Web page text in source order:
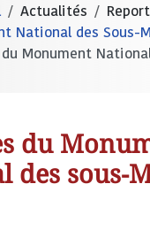
Actualités
National des Sous-
Monument
du
des sous-